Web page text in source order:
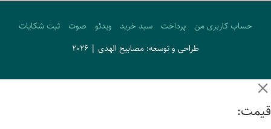
حساب کاربری من پرداخت سبد خرید ویدئو صوت
ثبت شکایات
طراحی و توسعه: مصابیح الهدی | 2026
قیمت: